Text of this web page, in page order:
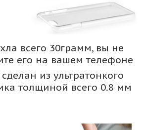
всего 30грамм, вы не
его на вашем телефоне
из ультратонкого
толщиной всего 0.8 мм